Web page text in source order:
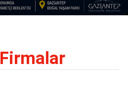
Firmalar